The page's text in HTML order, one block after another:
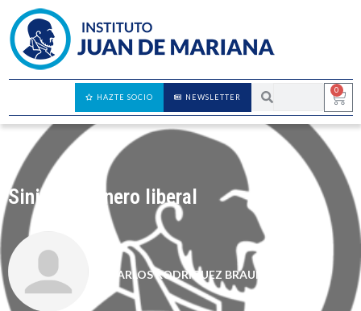
0
NEWSLETTER
HAZTE SOCIO
Siniestro dinero liberal
CARLOS RODRÍGUEZ BRAUN